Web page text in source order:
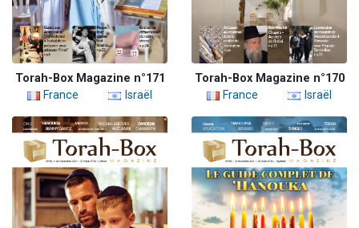
Torah-Box Magazine n°171
France
Israël
Torah-Box Magazine n°170
France
Israël